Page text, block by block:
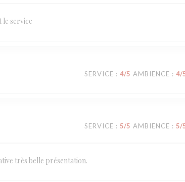
le service
SERVICE : 4/5 AMBIENCE : 4/
SERVICE : 5/5 AMBIENCE : 5/
très belle présentation.